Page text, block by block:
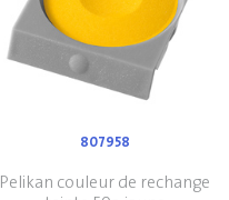
807958
Pelikan couleur de rechange